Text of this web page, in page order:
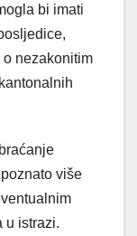
bi imati
nezakonitim
više
u istrazi.